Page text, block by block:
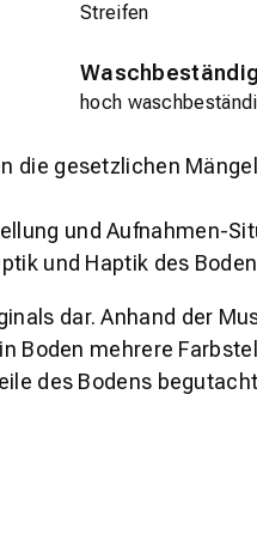
Streifen
hoch
die gesetzlichen
und Aufnahmen-
und Haptik des
dar. Anhand der
Boden mehrere
des Bodens